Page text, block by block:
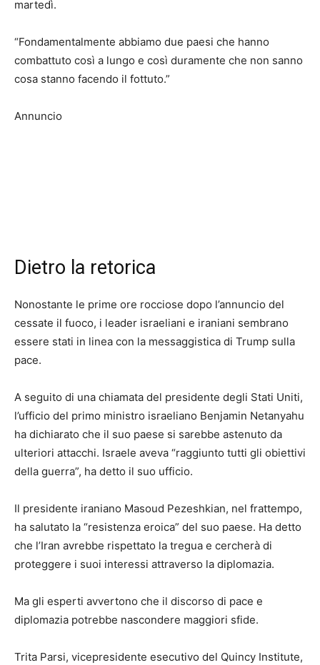
martedì.
“Fondamentalmente abbiamo due paesi che hanno
combattuto così a lungo e così duramente che non sanno
cosa stanno facendo il fottuto.”
Annuncio
Dietro la retorica
Nonostante le prime ore rocciose dopo l’annuncio del
cessate il fuoco, i leader israeliani e iraniani sembrano
essere stati in linea con la messaggistica di Trump sulla
pace.
A seguito di una chiamata del presidente degli Stati Uniti,
l’ufficio del primo ministro israeliano Benjamin Netanyahu
ha dichiarato che il suo paese si sarebbe astenuto da
ulteriori attacchi. Israele aveva “raggiunto tutti gli obiettivi
della guerra”, ha detto il suo ufficio.
Il presidente iraniano Masoud Pezeshkian, nel frattempo,
ha salutato la “resistenza eroica” del suo paese. Ha detto
che l’Iran avrebbe rispettato la tregua e cercherà di
proteggere i suoi interessi attraverso la diplomazia.
Ma gli esperti avvertono che il discorso di pace e
diplomazia potrebbe nascondere maggiori sfide.
Trita Parsi, vicepresidente esecutivo del Quincy Institute,